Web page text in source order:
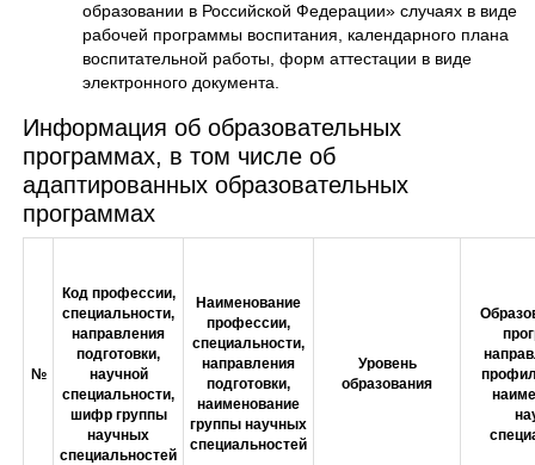
образовании в Российской Федерации» случаях в виде
рабочей программы воспитания, календарного плана
воспитательной работы, форм аттестации в виде
электронного документа.
Информация об образовательных
программах, в том числе об
адаптированных образовательных
программах
№
Код профессии,
специальности,
направления
подготовки,
научной
специальности,
шифр группы
научных
специальностей
Наименование
профессии,
специальности,
направления
подготовки,
наименование
группы научных
специальностей
Уровень
образования